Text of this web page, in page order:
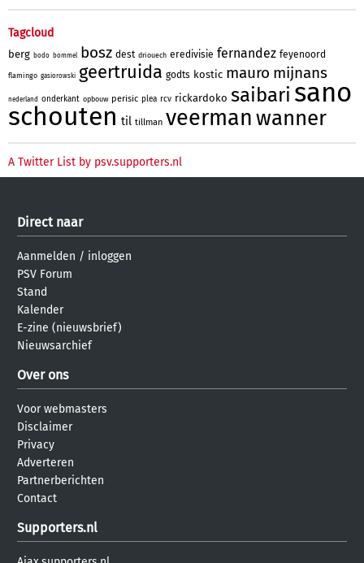
Tagcloud
berg bodo bommel bosz dest driouech eredivisie fernandez feyenoord
flamingo gasiorowski geertruida godts kostic mauro mijnans
nederland onderkant opbouw perisic plea rcv rickardoko saibari sano
schouten til tillman veermanwanner
A Twitter List by psv.supporters.nl
Direct naar
Aanmelden / inloggen
PSV Forum
Stand
Kalender
E-zine (nieuwsbrief)
Nieuwsarchief
Over ons
Voor webmasters
Disclaimer
Privacy
Adverteren
Partnerberichten
Contact
Supporters.nl